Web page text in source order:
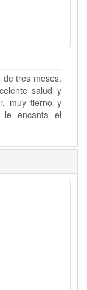
de tres meses.
salud y
muy tierno y
le encanta el